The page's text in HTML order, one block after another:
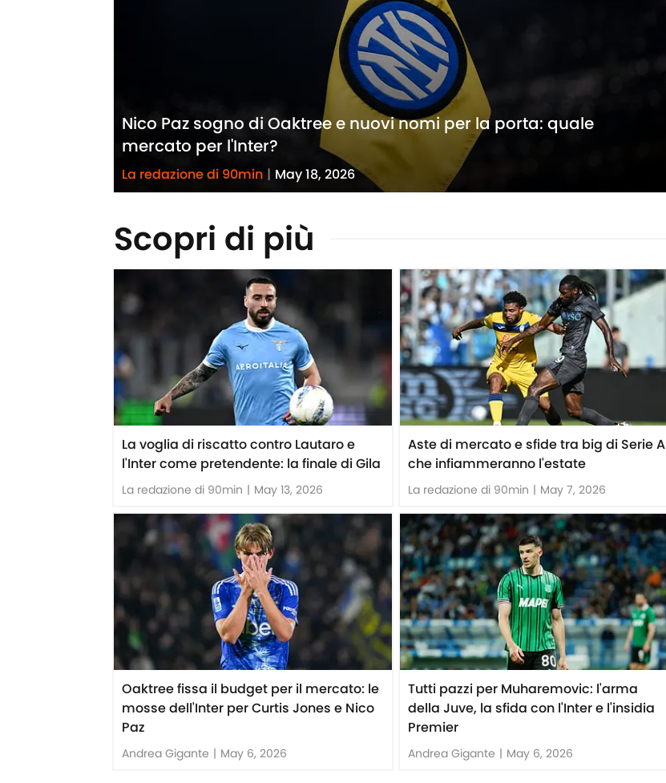
Nico Paz sogno di Oaktree e nuovi nomi per la porta: quale
mercato per l'Inter?
La redazione di 90min | May 18, 2026
Scopri di più
La voglia di riscatto contro Lautaro e
l'Inter come pretendente: la finale di Gila
La redazione di 90min | May 13, 2026
Aste di mercato e sfide tra big di Serie A
che infiammeranno l'estate
La redazione di 90min | May 7, 2026
Oaktree fissa il budget per il mercato: le
mosse dell'Inter per Curtis Jones e Nico
Paz
Andrea Gigante | May 6, 2026
Tutti pazzi per Muharemovic: l'arma
della Juve, la sfida con l'Inter e l'insidia
Premier
Andrea Gigante | May 6, 2026